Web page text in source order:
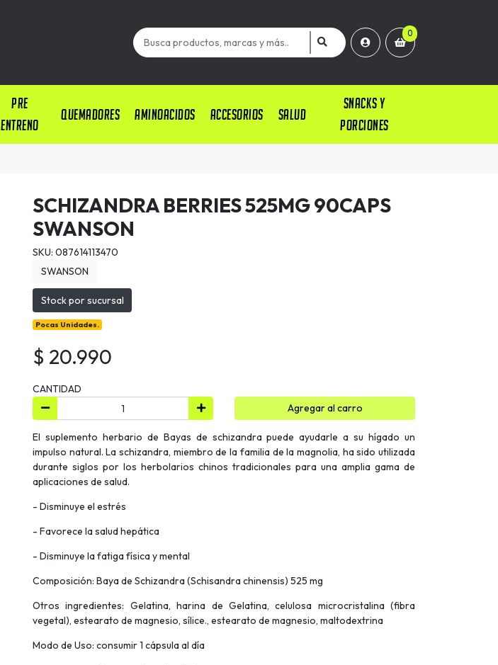
0
PRE
ENTRENO
QUEMADORES AMINOACIDOS ACCESORIOS SALUD
SNACKS Y
PORCIONES
SCHIZANDRA BERRIES 525MG 90CAPS
SWANSON
SKU: 087614113470
SWANSON
Stock por sucursal
Pocas Unidades.
$ 20.990
CANTIDAD
Agregar al carro
El suplemento herbario de Bayas de schizandra puede ayudarle a su hígado un
impulso natural. La schizandra, miembro de la familia de la magnolia, ha sido utilizada
durante siglos por los herbolarios chinos tradicionales para una amplia gama de
aplicaciones de salud.
- Disminuye el estrés
- Favorece la salud hepática
- Disminuye la fatiga física y mental
Composición: Baya de Schizandra (Schisandra chinensis) 525 mg
Otros ingredientes: Gelatina, harina de Gelatina, celulosa microcristalina (fibra
vegetal), estearato de magnesio, sílice., estearato de magnesio, maltodextrina
Modo de Uso: consumir 1 cápsula al día